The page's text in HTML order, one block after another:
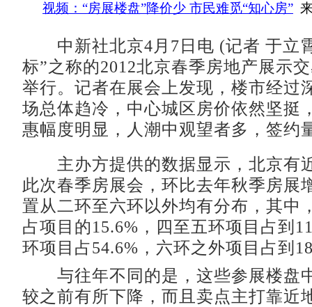
视频：“房展楼盘”降价少 市民难觅“知心房”来
中新社北京4月7日电 (记者 于立
标”之称的2012北京春季房地产展示
举行。记者在展会上发现，楼市经过
场总体趋冷，中心城区房价依然坚挺
惠幅度明显，人潮中观望者多，签约
主办方提供的数据显示，北京有
此次春季房展会，环比去年秋季房展
置从二环至六环以外均有分布，其中
占项目的15.6%，四至五环项目占到
环项目占54.6%，六环之外项目占到
与往年不同的是，这些参展楼盘
较之前有所下降，而且卖点主打靠近